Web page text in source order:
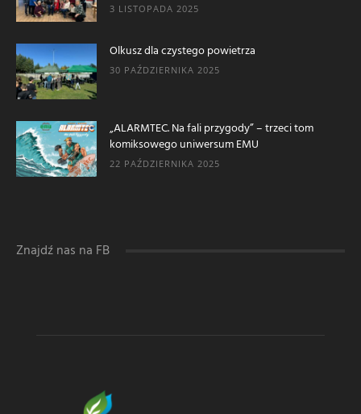
3 LISTOPADA 2025
Olkusz dla czystego powietrza
30 PAŹDZIERNIKA 2025
„ALARMTEC. Na fali przygody” – trzeci tom
komiksowego uniwersum EMU
22 PAŹDZIERNIKA 2025
Znajdź nas na FB